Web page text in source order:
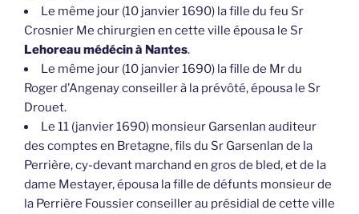
Le même jour (10 janvier 1690) la fille du feu Sr
Crosnier Me chirurgien en cette ville épousa le Sr
Lehoreau médécin à Nantes.
Le même jour (10 janvier 1690) la fille de Mr du
Roger d’Angenay conseiller à la prévôté, épousa le Sr
Drouet.
Le 11 (janvier 1690) monsieur Garsenlan auditeur
des comptes en Bretagne, fils du Sr Garsenlan de la
Perrière, cy-devant marchand en gros de bled, et de la
dame Mestayer, épousa la fille de défunts monsieur de
la Perrière Foussier conseiller au présidial de cette ville